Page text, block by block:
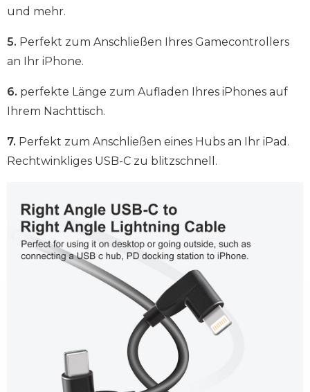
und mehr.
5. Perfekt zum Anschließen Ihres Gamecontrollers
an Ihr iPhone.
6. perfekte Länge zum Aufladen Ihres iPhones auf
Ihrem Nachttisch.
7. Perfekt zum Anschließen eines Hubs an Ihr iPad.
Rechtwinkliges USB-C zu blitzschnell.